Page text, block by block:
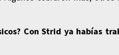
Con Strid ya habías